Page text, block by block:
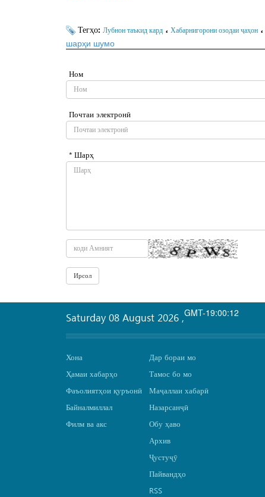
Тегҳо: Лубнон таъкид кард ، Хабарнигорони озодаи ҷаҳон ،
шарҳи шумо
Ном
Почтаи электронӣ
* Шарҳ
GMT-19:00:12
Saturday 08 August 2026 ,
Хона
Ҳамаи хабарҳо
Фаъолиятҳои қуръонӣ
Байналмиллал
Филм ва акс
Дар бораи мо
Тамос бо мо
Маҷаллаи хабарӣ
Назарсанҷӣ
Обу ҳаво
Архив
Ҷустуҷӯ
Пайвандҳо
RSS